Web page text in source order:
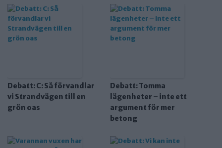
Debatt: C: Så förvandlar
vi Strandvägen till en
grön oas
Debatt: Tomma
lägenheter – inte ett
argument för mer
betong